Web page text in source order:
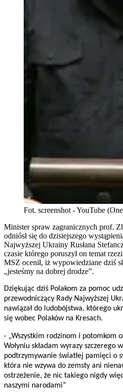
Fot. screenshot - YouTube
Minister spraw zagranicznych prof.
odniósł się do dzisiejszego
Najwyższej Ukrainy Rusłana
czasie którego poruszył on temat
MSZ ocenił, iż wypowiedziane dziś
„jesteśmy na dobrej drodze”.
Dziękując dziś Polakom za pomoc
przewodniczący Rady Najwyższej
nawiązał do ludobójstwa, którego
się wobec Polaków na Kresach.
- „Wszystkim rodzinom i potomkom
Wołyniu składam wyrazy szczerego
podtrzymywanie światłej pamięci o
która nie wzywa do zemsty ani
ostrzeżenie, że nic takiego nigdy
naszymi narodami”